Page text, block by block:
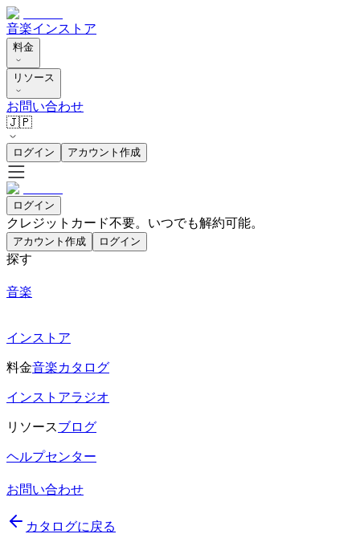
音楽インストア
料金
リソース
お問い合わせ
🇯🇵
ログイン アカウント作成
ログイン
クレジットカード不要。いつでも解約可能。
アカウント作成 ログイン
探す
音楽
インストア
料金音楽カタログ
インストアラジオ
リソースブログ
ヘルプセンター
お問い合わせ
カタログに戻る